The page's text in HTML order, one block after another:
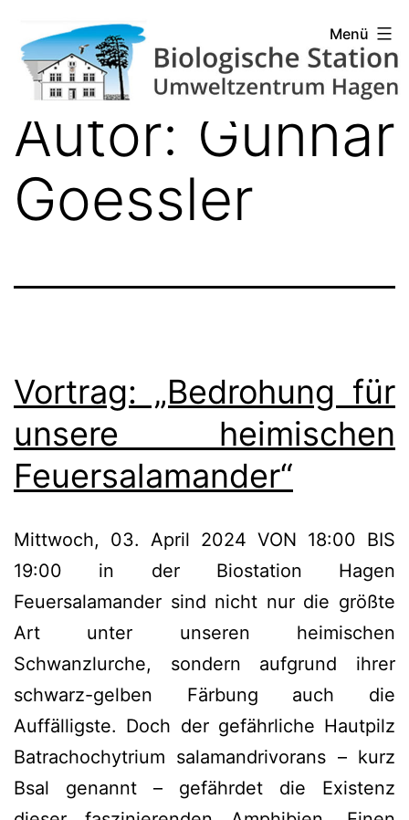
Inhalt
springen
Biologische
Station
Hagen
Menü
Autor: Gunnar
Goessler
Vortrag: „Bedrohung für
unsere heimischen
Feuersalamander“
Mittwoch, 03. April 2024 VON 18:00 BIS
19:00 in der Biostation Hagen
Feuersalamander sind nicht nur die größte
Art unter unseren heimischen
Schwanzlurche, sondern aufgrund ihrer
schwarz-gelben Färbung auch die
Auffälligste. Doch der gefährliche Hautpilz
Batrachochytrium salamandrivorans – kurz
Bsal genannt – gefährdet die Existenz